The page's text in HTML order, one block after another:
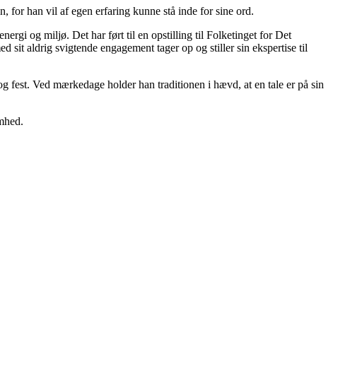
for han vil af egen erfaring kunne stå inde for sine ord.
og miljø. Det har ført til en opstilling til Folketinget for Det
sit aldrig svigtende engagement tager op og stiller sin ekspertise til
Ved mærkedage holder han traditionen i hævd, at en tale er på sin